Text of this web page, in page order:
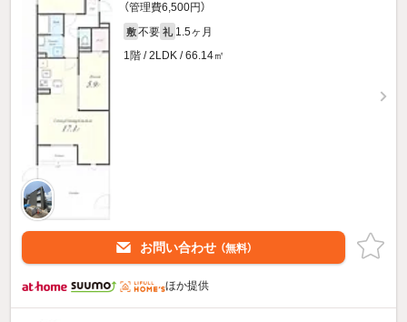
（管理費6,500円）
敷 不要 礼 1.5ヶ月
1階 / 2LDK / 66.14㎡
お問い合わせ （無料）
ほか提供